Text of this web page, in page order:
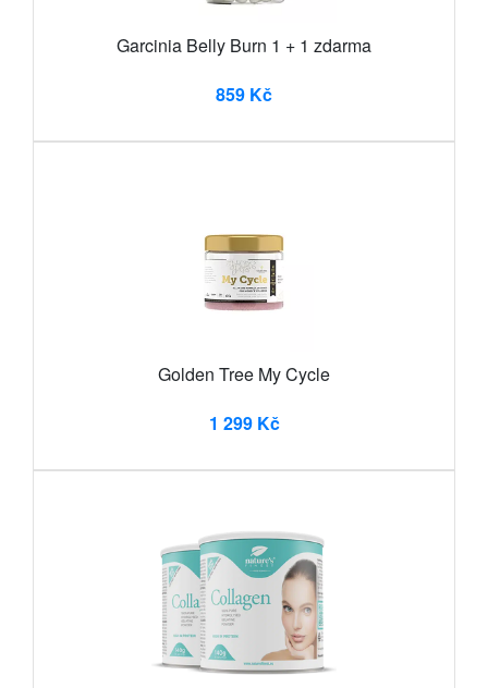
Garcinia Belly Burn 1 + 1 zdarma
859 Kč
Golden Tree My Cycle
1 299 Kč